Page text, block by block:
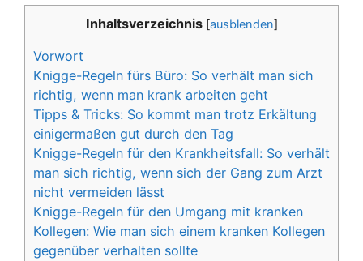
Inhaltsverzeichnis [ausblenden]
Vorwort
Knigge-Regeln fürs Büro: So verhält man sich
richtig, wenn man krank arbeiten geht
Tipps & Tricks: So kommt man trotz Erkältung
einigermaßen gut durch den Tag
Knigge-Regeln für den Krankheitsfall: So verhält
man sich richtig, wenn sich der Gang zum Arzt
nicht vermeiden lässt
Knigge-Regeln für den Umgang mit kranken
Kollegen: Wie man sich einem kranken Kollegen
gegenüber verhalten sollte